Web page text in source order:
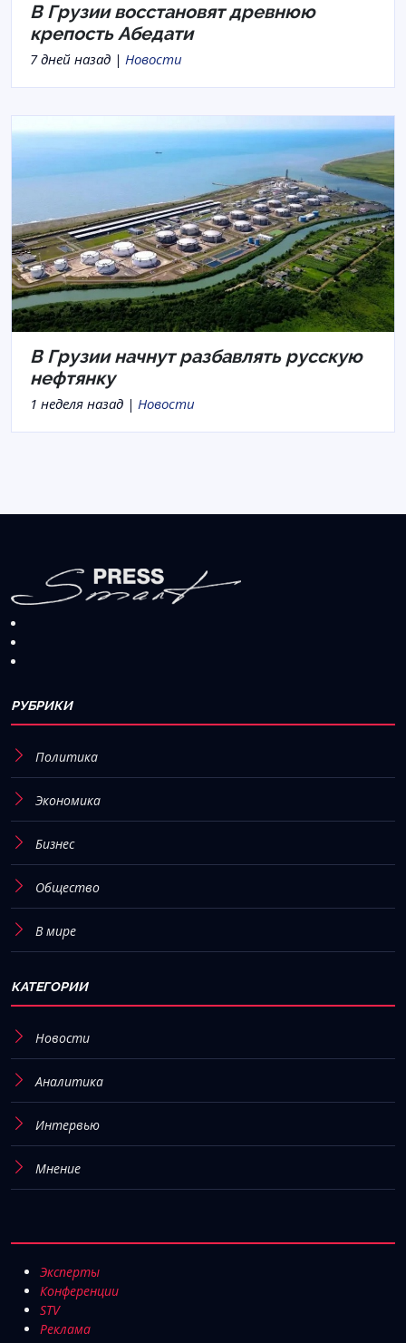
В Грузии восстановят древнюю
крепость Абедати
7 дней назад | Новости
В Грузии начнут разбавлять русскую
нефтянку
1 неделя назад | Новости
РУБРИКИ
Политика
Экономика
Бизнес
Общество
В мире
КАТЕГОРИИ
Новости
Аналитика
Интервью
Мнение
Эксперты
Конференции
STV
Реклама